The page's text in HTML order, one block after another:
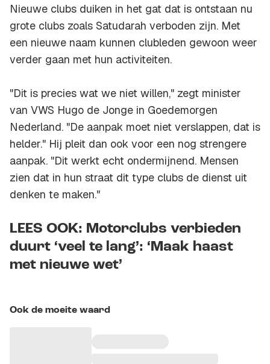
Nieuwe clubs duiken in het gat dat is ontstaan nu
grote clubs zoals Satudarah verboden zijn. Met
een nieuwe naam kunnen clubleden gewoon weer
verder gaan met hun activiteiten.
"Dit is precies wat we niet willen," zegt minister
van VWS Hugo de Jonge in Goedemorgen
Nederland. "De aanpak moet niet verslappen, dat is
helder." Hij pleit dan ook voor een nog strengere
aanpak. "Dit werkt echt ondermijnend. Mensen
zien dat in hun straat dit type clubs de dienst uit
denken te maken."
LEES OOK: Motorclubs verbieden
duurt ‘veel te lang’: ‘Maak haast
met nieuwe wet’
Ook de moeite waard